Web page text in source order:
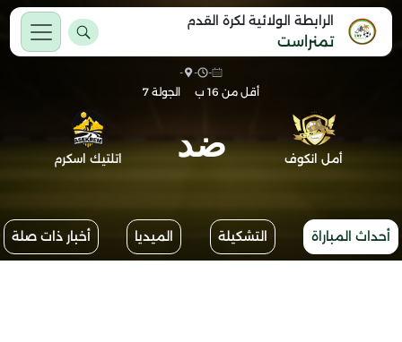
الرابطة الولائية لكرة القدم
تمنراست
-
-
-
أقل من 16 ب
الجولة 7
أمل انكوف ضد اتلتيك اسكرم
أحداث المباراة التشكيلة الميديا أخبار ذات صلة